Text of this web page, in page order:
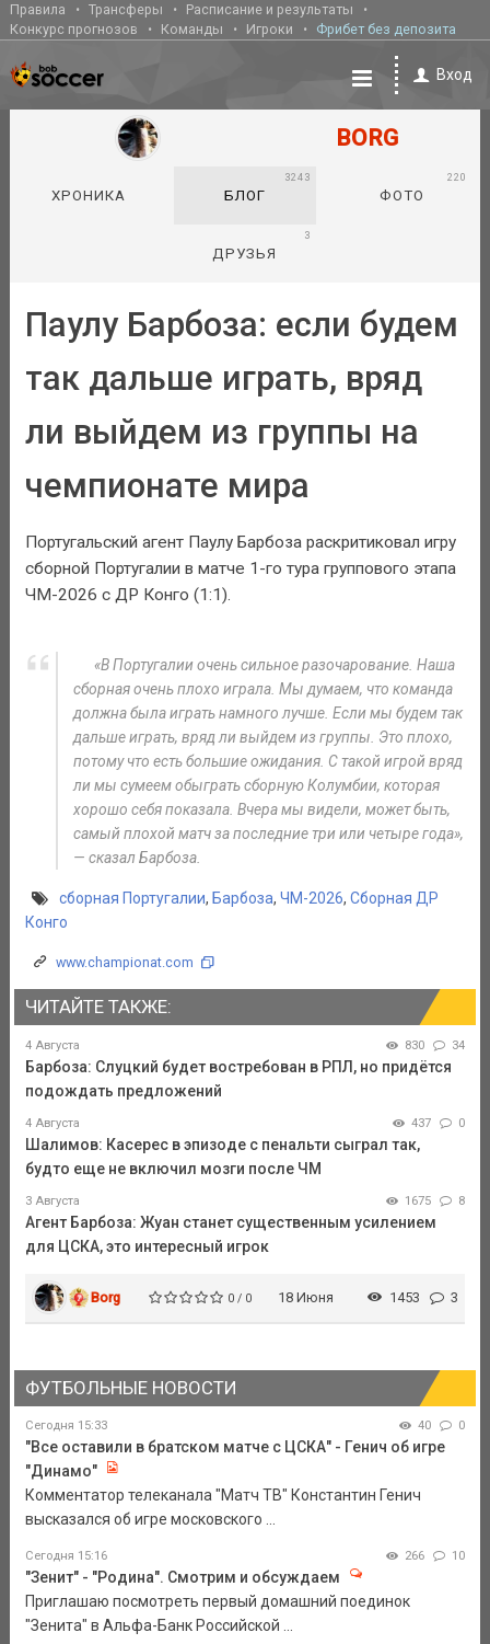
Правила Трансферы
Расписание и результаты
Конкурс прогнозов
Команды Игроки Фрибет без депозита
Вход
BORG
ХРОНИКА БЛОГ
3243
ФОТО
220
ДРУЗЬЯ
3
Паулу Барбоза: если будем
так дальше играть, вряд
ли выйдем из группы на
чемпионате мира
Португальский агент Паулу Барбоза раскритиковал игру
сборной Португалии в матче 1-го тура группового этапа
ЧМ-2026 с ДР Конго (1:1).
«В Португалии очень сильное разочарование. Наша
сборная очень плохо играла. Мы думаем, что команда
должна была играть намного лучше. Если мы будем так
дальше играть, вряд ли выйдем из группы. Это плохо,
потому что есть большие ожидания. С такой игрой вряд
ли мы сумеем обыграть сборную Колумбии, которая
хорошо себя показала. Вчера мы видели, может быть,
самый плохой матч за последние три или четыре года»,
— сказал Барбоза.
сборная Португалии, Барбоза, ЧМ-2026, Сборная ДР
Конго
www.championat.com
ЧИТАЙТЕ ТАКЖЕ:
4 Августа 830 34
Барбоза: Слуцкий будет востребован в РПЛ, но придётся
подождать предложений
4 Августа 437 0
Шалимов: Касерес в эпизоде с пенальти сыграл так,
будто еще не включил мозги после ЧМ
3 Августа 1675 8
Агент Барбоза: Жуан станет существенным усилением
для ЦСКА, это интересный игрок
Borg 0 / 0 18 Июня 1453 3
ФУТБОЛЬНЫЕ НОВОСТИ
Сегодня 15:33 40 0
"Все оставили в братском матче с ЦСКА" - Генич об игре
"Динамо"
Комментатор телеканала "Матч ТВ" Константин Генич
высказался об игре московского ...
Сегодня 15:16 266 10
"Зенит" - "Родина". Смотрим и обсуждаем
Приглашаю посмотреть первый домашний поединок
"Зенита" в Альфа-Банк Российской ...